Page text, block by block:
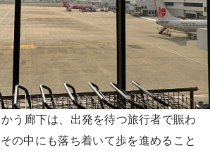
う廊下は、出発を待つ旅行者で賑わ
の中にも落ち着いて歩を進めること